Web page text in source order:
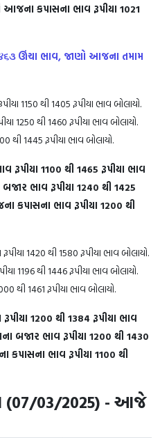
આજના કપાસના ભાવ રૂપીયા 1021
ઊંચા ભાવ, જાણો આજના તમામ
1150 થી 1405 રૂપીયા ભાવ બોલાયો.
1250 થી 1460 રૂપીયા ભાવ બોલાયો.
થી 1445 રૂપીયા ભાવ બોલાયો.
1100 થી 1465 રૂપીયા ભાવ
ભાવ રૂપીયા 1240 થી 1425
કપાસના ભાવ રૂપીયા 1200 થી
1420 થી 1580 રૂપીયા ભાવ બોલાયો.
1196 થી 1446 રૂપીયા ભાવ બોલાયો.
થી 1461 રૂપીયા ભાવ બોલાયો.
1200 થી 1384 રૂપીયા ભાવ
બજાર ભાવ રૂપીયા 1200 થી 1430
કપાસના ભાવ રૂપીયા 1100 થી
(07/03/2025) - આજે